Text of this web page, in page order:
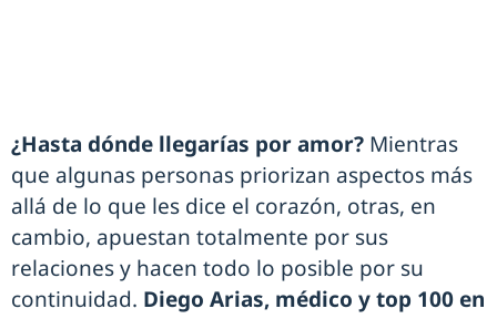
¿Hasta dónde llegarías por amor? Mientras
que algunas personas priorizan aspectos más
allá de lo que les dice el corazón, otras, en
cambio, apuestan totalmente por sus
relaciones y hacen todo lo posible por su
continuidad. Diego Arias, médico y top 100 en